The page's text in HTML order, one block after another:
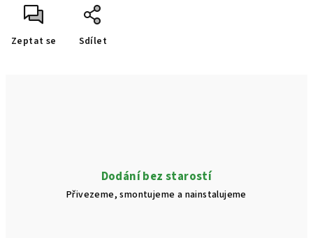
Zeptat se Sdílet
Dodání bez starostí
Přivezeme, smontujeme a nainstalujeme